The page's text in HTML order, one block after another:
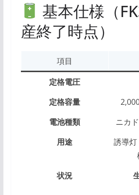
基本仕様（
産終了時点）
項目
定格電圧
定格容量
電池種類
ニカ
用途
誘導灯
状況